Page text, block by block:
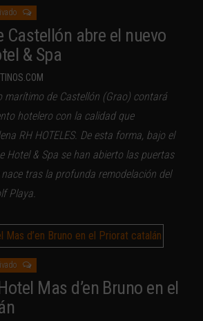
Castellón abre el nuevo
& Spa
marítimo de Castellón (Grao) contará
hotelero con la calidad que
RH HOTELES. De esta forma, bajo el
Hotel & Spa se han abierto las puertas
tras la profunda remodelación del
Playa.
Mas d’en Bruno en el